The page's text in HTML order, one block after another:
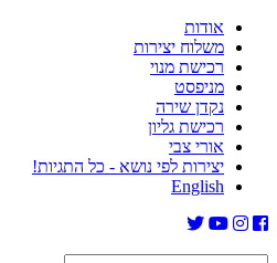
אודות
משלוח יצירות
רכישת מנוי
מניפסט
נקדן שירה
רכישת גליון
אורי צבי
יצירות לפי נושא - כל התגיות!
English